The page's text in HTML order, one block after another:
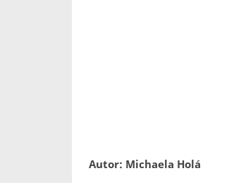
Autor: Michaela Holá